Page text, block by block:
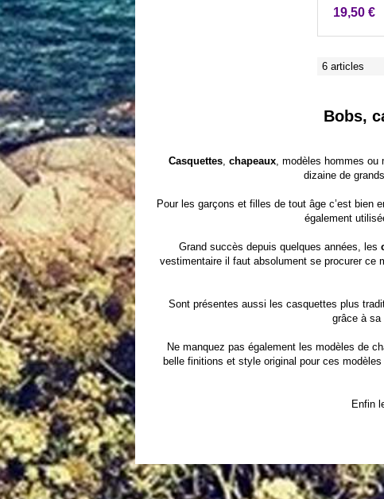
19,50 €
6 articles
Bobs,
Casquettes chapeaux , modèles hommes
dizaine de
Pour les garçons et filles de tout âge c’est bien
également
Grand succès depuis quelques années, les
vestimentaire il faut absolument se procurer ce
Sont présentes aussi les casquettes plus
grâce à sa
Ne manquez pas également les modèles de
belle finitions et style original pour ces
Enfin